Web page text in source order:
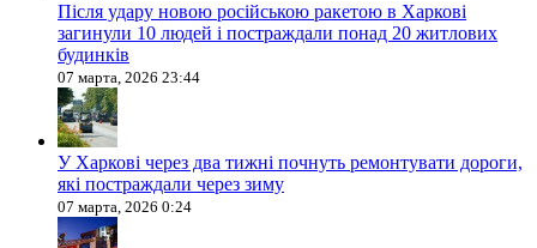
Після удару новою російською ракетою в Харкові
загинули 10 людей і постраждали понад 20 житлових
будинків
07 марта, 2026 23:44
У Харкові через два тижні почнуть ремонтувати дороги,
які постраждали через зиму
07 марта, 2026 0:24